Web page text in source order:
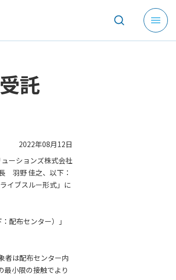
メ
ニ
託
2022年08月12日
ーションズ株式会社
羽野 佳之、以下：
イブスルー形式」に
配布センター）」
者は配布センター内
最小限の接触でより